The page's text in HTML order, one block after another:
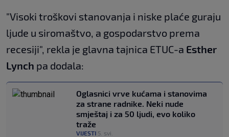
"Visoki troškovi stanovanja i niske plaće guraju
ljude u siromaštvo, a gospodarstvo prema
recesiji", rekla je glavna tajnica ETUC-a Esther
Lynch pa dodala:
Oglasnici vrve kućama i stanovima
za strane radnike. Neki nude
smještaj i za 50 ljudi, evo koliko
traže
VIJESTI 5. svi.